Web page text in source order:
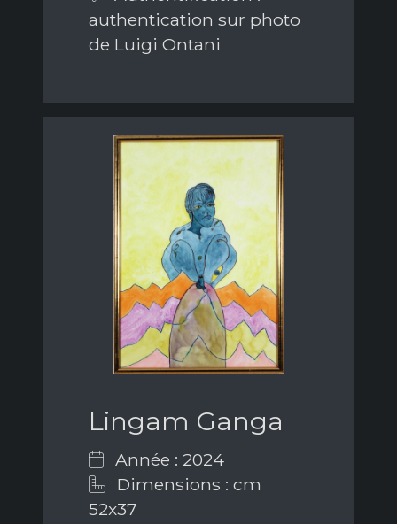
authentication sur photo
de Luigi Ontani
Lingam Ganga
Année : 2024
Dimensions : cm
52x37